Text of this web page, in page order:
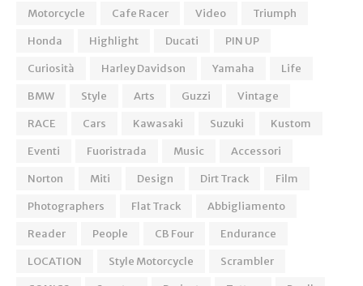
Motorcycle Cafe Racer Video
Triumph
Honda
Highlight Ducati
PIN UP
Curiosità
Harley Davidson Yamaha
Life
BMW
Style Arts Guzzi
Vintage
RACE
Cars Kawasaki Suzuki
Kustom
Eventi
Fuoristrada Music
Accessori
Norton
Miti Design Dirt Track
Film
Photographers
Flat Track
Abbigliamento
Reader
People CB Four
Endurance
LOCATION
Style Motorcycle
Scrambler